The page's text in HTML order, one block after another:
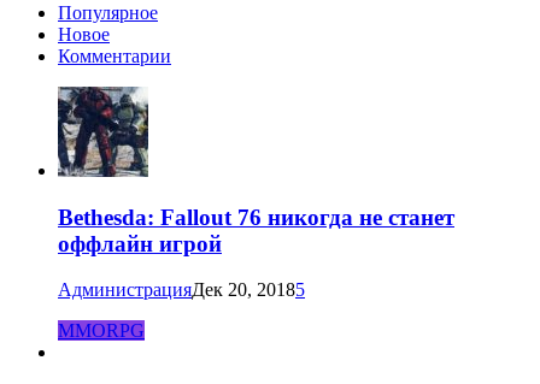
Популярное
Новое
Комментарии
Bethesda: Fallout 76 никогда не станет
оффлайн игрой
АдминистрацияДек 20, 20185
MMORPG